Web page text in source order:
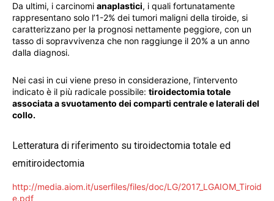
Da ultimi, i carcinomi anaplastici, i quali fortunatamente
rappresentano solo l’1-2% dei tumori maligni della tiroide, si
caratterizzano per la prognosi nettamente peggiore, con un
tasso di sopravvivenza che non raggiunge il 20% a un anno
dalla diagnosi.
Nei casi in cui viene preso in considerazione, l’intervento
indicato è il più radicale possibile: tiroidectomia totale
associata a svuotamento dei comparti centrale e laterali del
collo.
Letteratura di riferimento su tiroidectomia totale ed
emitiroidectomia
http://media.aiom.it/userfiles/files/doc/LG/2017_LGAIOM_Tiroid
e.pdf